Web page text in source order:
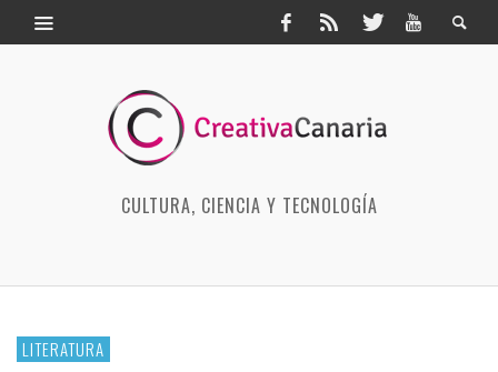
CULTURA, CIENCIA Y TECNOLOGÍA
LITERATURA